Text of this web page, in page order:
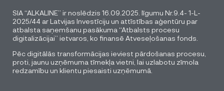
SIA “ALKALINE” ir noslēdzis 16.09.2025. līgumu Nr.9.4- 1-L-
2025/44 ar Latvijas Investīciju un attīstības aģentūru par
atbalsta saņemšanu pasākuma “Atbalsts procesu
digitalizācijai” ietvaros, ko finansē Atveseļošanas fonds.
Pēc digitālās transformācijas ieviest pārdošanas procesu,
proti, jaunu uzņēmuma tīmekļa vietni, lai uzlabotu zīmola
redzamību un klientu piesaisti uzņēmumā.